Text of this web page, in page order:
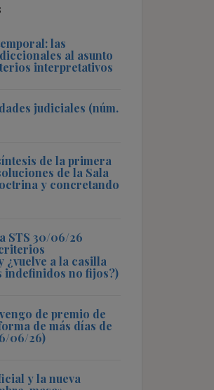
las
al asunto
interpretativos
judiciales (núm.
de la primera
de la Sala
y concretando
STS 30/06/26
¿vuelve a la casilla
indefinidos no fijos?)
de premio de
de más días de
06/26)
y la nueva